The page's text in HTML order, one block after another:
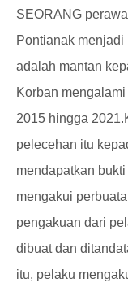
SEORANG
Pontianak
adalah mantan
Korban
2015 hingga 2021.
pelecehan itu
mendapatkan
mengakui
pengakuan dari
dibuat dan
itu, pelaku